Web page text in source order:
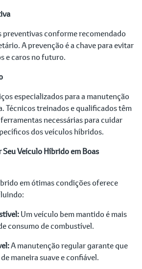
preventivas conforme recomendado
A prevenção é a chave para evitar
e caros no futuro.
especializados para a manutenção
Técnicos treinados e qualificados têm
necessárias para cuidar
dos veículos híbridos.
Veículo Híbrido em Boas
em ótimas condições oferece
Um veículo bem mantido é mais
consumo de combustível.
A manutenção regular garante que
maneira suave e confiável.